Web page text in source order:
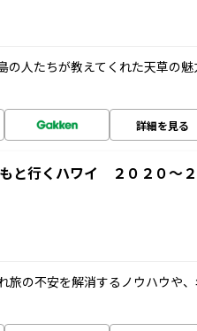
の人たちが教えてくれた天草の魅
詳細を見る
行くハワイ ２０２０～
旅の不安を解消するノウハウや